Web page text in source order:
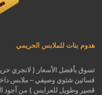
هدوم بنات للملابس الحريمي
تسوق بأفضل الأسعار ( لانجري
فساتين شتوي وصيفي – ملابس
قصير وطويل للعرايس ) من أجود